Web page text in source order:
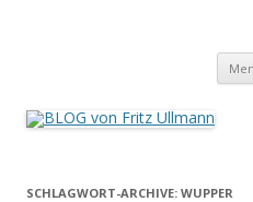
SCHLAGWORT-ARCHIVE: WUPPER